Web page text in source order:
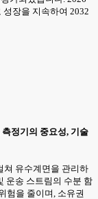
성장을 지속하여 2032
정기의 중요성, 기술
쳐 유수계면을 관리하
운송 스트림의 수분 함
험을 줄이며, 소유권